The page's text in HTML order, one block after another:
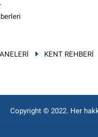
KENT REHBERİ
Copyright © 2022. Her